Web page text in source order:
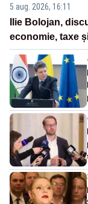
5 aug. 2026, 16:11
Ilie Bolojan,
economie, taxe